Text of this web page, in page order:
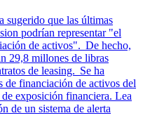
sugerido que las últimas
podrían representar "el
de activos". De hecho,
29,8 millones de libras
de leasing. Se ha
de financiación de activos del
exposición financiera. Lea
de un sistema de alerta